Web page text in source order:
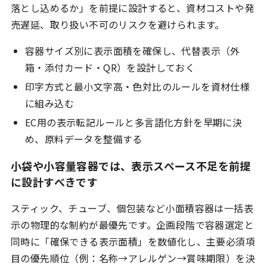
落とし込めるか」を前提に設計すると、資材コストや発
売遅延、取り扱い不可のリスクを避けられます。
容器サイズ別に表示面積を確保し、代替表示（外
箱・添付カード・QR）を設計しておく
印字方式と最小文字高・色対比のルールを資材仕様
に組み込む
EC用の表示転記ルールと多言語化方針を早期に決
め、原料データを整備する
小袋や小容量容器では、表示スペース不足を前提
に設計すべきです
スティック、チューブ、個包装など小面積容器は一括表
示の物理的な制約が最優先です。企画段階で容器選定と
同時に「確保できる表示面積」を数値化し、主要必須項
目の優先順位（例：名称→アレルゲン→賞味期限）を決